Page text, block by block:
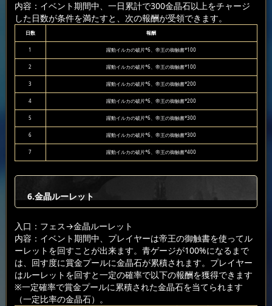
内容：イベント期間中、一日累計で300金晶石以上をチャージ
した日数が条件を満たすと、次の報酬が受領できます。
日数 報酬
1 躍動イルカの破片*6、帝王の御触書*100
2 躍動イルカの破片*6、帝王の御触書*100
3 躍動イルカの破片*6、帝王の御触書*200
4 躍動イルカの破片*6、帝王の御触書*200
5 躍動イルカの破片*6、帝王の御触書*300
6 躍動イルカの破片*6、帝王の御触書*300
7 躍動イルカの破片*6、帝王の御触書*400
6.金晶ルーレット
入口：フェス→金晶ルーレット
内容：イベント期間中、プレイヤーは帝王の御触書を使ってル
ーレットを回すことが出来ます。青ゲージが100%になるまで
は、回す度に賞金プールに金晶石が累積されます。プレイヤー
はルーレットを回すと一定の確率で以下の報酬を獲得できます
※一定確率で賞金プールに累積された金晶石を当てられます
（一定比率の金晶石）。